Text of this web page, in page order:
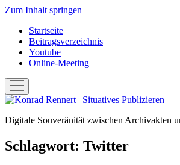
Zum Inhalt springen
Startseite
Beitragsverzeichnis
Youtube
Online-Meeting
Menü
öffnen
Konrad
|
Publizieren
Digitale Souveränität zwischen Archivakten
Schlagwort: Twitter